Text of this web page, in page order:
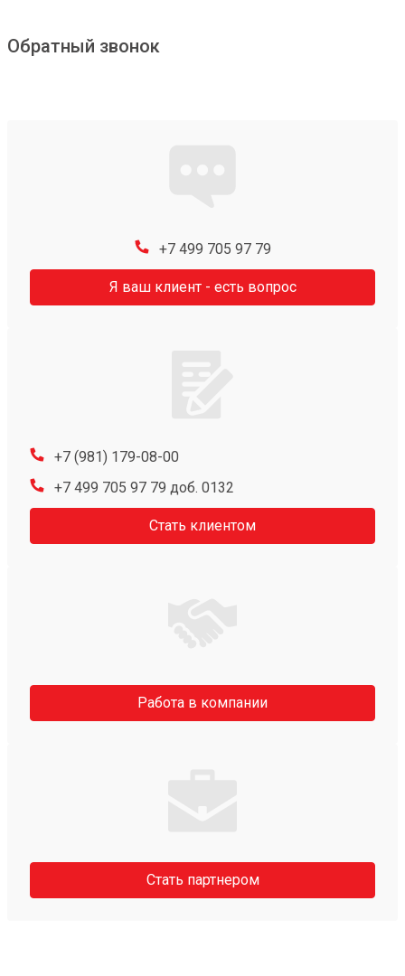
Обратный звонок
+7 499 705 97 79
Я ваш клиент - есть вопрос
+7 (981) 179-08-00
+7 499 705 97 79 доб. 0132
Стать клиентом
Работа в компании
Стать партнером